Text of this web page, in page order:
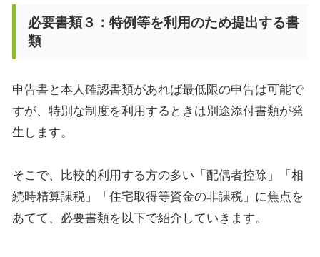
必要書類３：特例等を利用のため提出する書
類
申告書と本人確認書類があれば最低限の申告は可能で
すが、特別な制度を利用するときは別途添付書類が発
生します。
そこで、比較的利用する方の多い「配偶者控除」「相
続時精算課税」「住宅取得等資金の非課税」に焦点を
あてて、必要書類を以下で紹介していきます。